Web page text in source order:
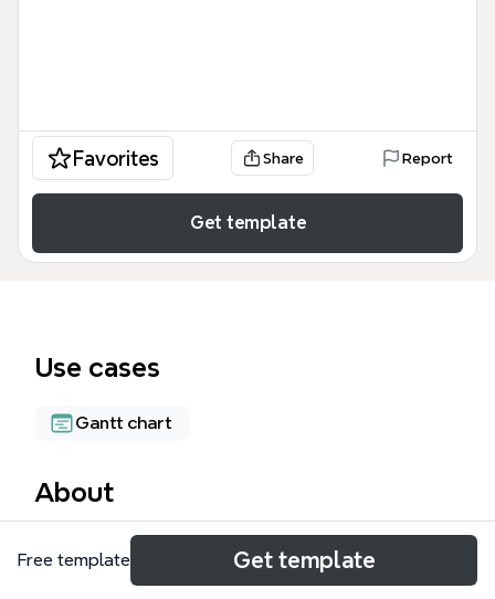
Favorites Share Report
Get template
Use cases
Gantt chart
About
La carte mentale MS Project, conçue pour les chefs
de projet et planificateurs, couvre 42 nœuds
Free template Get template